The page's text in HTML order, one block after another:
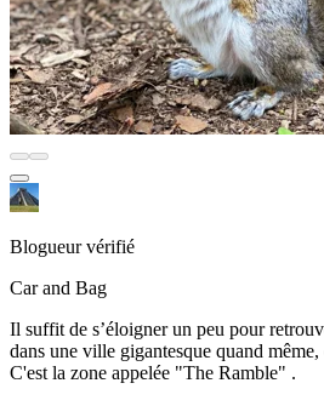
Blogueur vérifié
Car and Bag
Il suffit de s’éloigner un peu pour
dans une ville gigantesque quand
C'est la zone appelée "The Ramble" .